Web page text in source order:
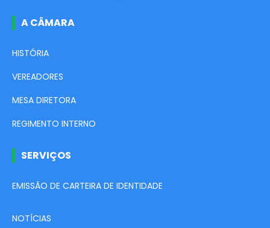
A CÂMARA
HISTÓRIA
VEREADORES
MESA DIRETORA
REGIMENTO INTERNO
SERVIÇOS
EMISSÃO DE CARTEIRA DE IDENTIDADE
NOTÍCIAS